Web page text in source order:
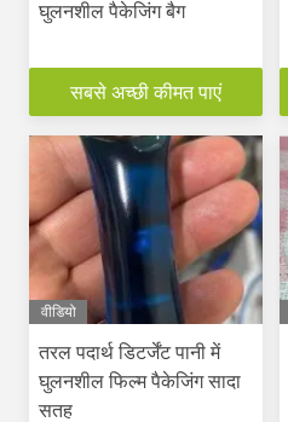
घुलनशील पैकेजिंग बैग
सबसे अच्छी कीमत पाएं
वीडियो
तरल पदार्थ डिटर्जेंट पानी में
घुलनशील फिल्म पैकेजिंग सादा
सतह